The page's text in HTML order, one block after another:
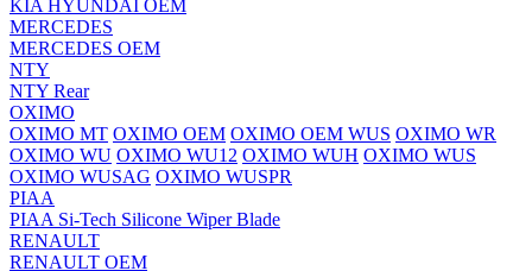
KIA HYUNDAI OEM
MERCEDES
MERCEDES OEM
NTY
NTY Rear
OXIMO
OXIMO MT OXIMO OEM OXIMO OEM WUS OXIMO WR
OXIMO WU OXIMO WU12 OXIMO WUH OXIMO WUS
OXIMO WUSAG OXIMO WUSPR
PIAA
PIAA Si-Tech Silicone Wiper Blade
RENAULT
RENAULT OEM